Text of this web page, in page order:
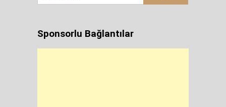
Sponsorlu Bağlantılar